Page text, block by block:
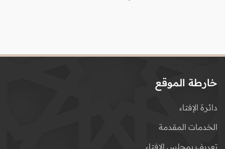
خارطة الموقع
دائرة الإفتاء
الخدمات المقدمة
تعريف بمجلس الإفتاء